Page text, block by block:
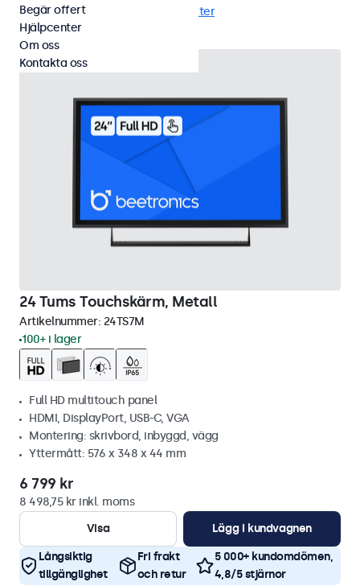
Touchskärm Rensa filter
24 Tums Touchskärm, Metall
Artikelnummer: 24TS7M
100+ i lager
Full HD multitouch panel
HDMI, DisplayPort, USB-C, VGA
Montering: skrivbord, inbyggd, vägg
Yttermått: 576 x 348 x 44 mm
6 799 kr
8 498,75 kr inkl. moms
Visa
Lägg i kundvagnen
Långsiktig
tillgänglighet
Fri frakt
och retur
5 000+ kundomdömen,
4,8/5 stjärnor
Begär offert
Hjälpcenter
Om oss
Kontakta oss